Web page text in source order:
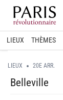
Home
LIEUX THÈMES
LIEUX 20E ARR.
Belleville